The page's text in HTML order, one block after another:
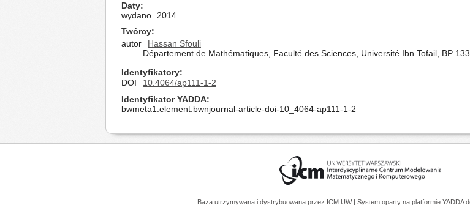
Daty
wydano
2014
Twórcy
autor
Hassan Sfouli
Département de Mathématiques, Faculté des Sciences, Université Ibn Tofail, BP
Identyfikatory
DOI
10.4064/ap111-1-2
Identyfikator YADDA
bwmeta1.element.bwnjournal-article-doi-10_4064-ap111-1-2
Baza utrzymywana i dystrybuowana przez ICM UW | System oparty na platformie YADDA